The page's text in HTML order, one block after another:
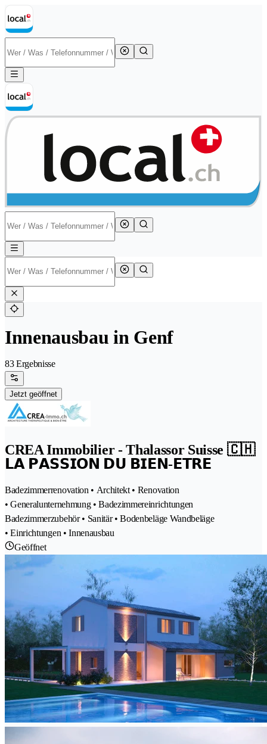
Innenausbau in Genf
83 Ergebnisse
Jetzt geöffnet
CREA Immobilier - Thalassor Suisse 🇨🇭
𝗟𝗔 𝗣𝗔𝗦𝗦𝗜𝗢𝗡 𝗗𝗨 𝗕𝗜𝗘𝗡-𝗘𝗧𝗥𝗘
Badezimmerrenovation • Architekt • Renovation
• Generalunternehmung • Badezimmereinrichtungen
Badezimmerzubehör • Sanitär • Bodenbeläge Wandbeläge
• Einrichtungen • Innenausbau
Geöffnet